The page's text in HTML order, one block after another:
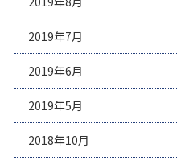
2019年7月
2019年6月
2019年5月
2018年10月